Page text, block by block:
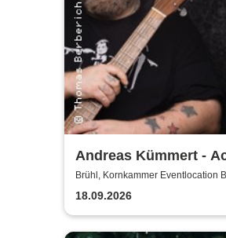
Andreas Kümmert -
Duo
Brühl, Kornkammer Eventlocation
18.09.2026